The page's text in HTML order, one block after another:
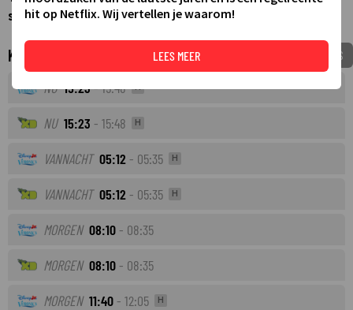
stoppen.
Komende tv-uitzendingen VOEG TOE AAN MIJNGIDS
NU15:23- 15:48 H
NU 15:23 - 15:48 H
VANNACHT 05:12 - 05:35 H
VANNACHT 05:12 - 05:35 H
MORGEN 08:10 - 08:35
MORGEN 08:10 - 08:35
MORGEN 11:40 - 12:05 H
hit op Netflix. Wij vertellen je waarom!
LEES MEER